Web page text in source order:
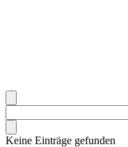
Keine Einträge gefunden